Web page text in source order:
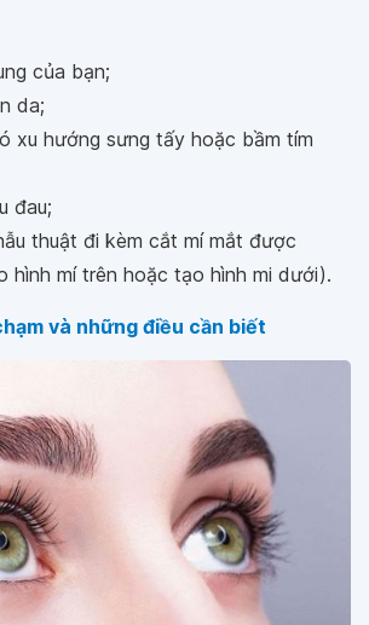
của bạn;
da;
xu hướng sưng tấy hoặc bầm tím
đau;
thuật đi kèm cắt mí mắt được
hình mí trên hoặc tạo hình mi dưới).
và những điều cần biết